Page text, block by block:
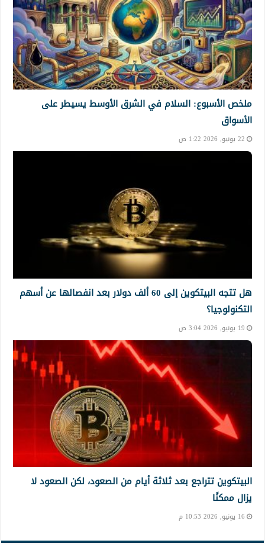
ملخص الأسبوع: السلام في الشرق الأوسط يسيطر على
الأسواق
22 يونيو, 2026 1:22 ص
هل تتجه البيتكوين إلى 60 ألف دولار بعد انفصالها عن أسهم
التكنولوجيا؟
19 يونيو, 2026 3:04 ص
البيتكوين تتراجع بعد ثلاثة أيام من الصعود، لكن الصعود لا
يزال ممكنًا
16 يونيو, 2026 10:53 م